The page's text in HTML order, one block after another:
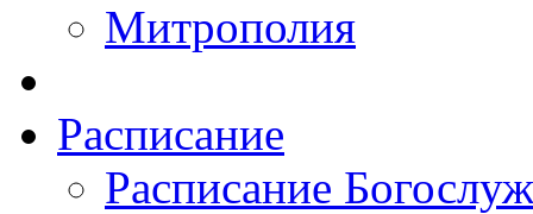
Митрополия
Расписание
Расписание